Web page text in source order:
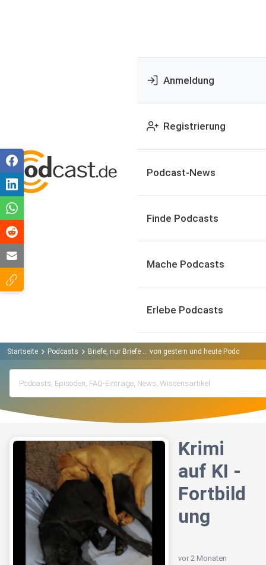
Anmeldung
Registrierung
Podcast-News
Finde Podcasts
Mache Podcasts
Erlebe Podcasts
Startseite Podcasts Briefe, nur Briefe ... von gestern und heute Podcast
Krimi
auf KI -
Fortbild
ung
vor 2 Monaten